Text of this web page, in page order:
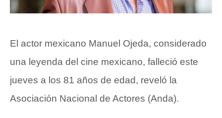
El actor mexicano Manuel Ojeda, considerado
una leyenda del cine mexicano, falleció este
jueves a los 81 años de edad, reveló la
Asociación Nacional de Actores (Anda).